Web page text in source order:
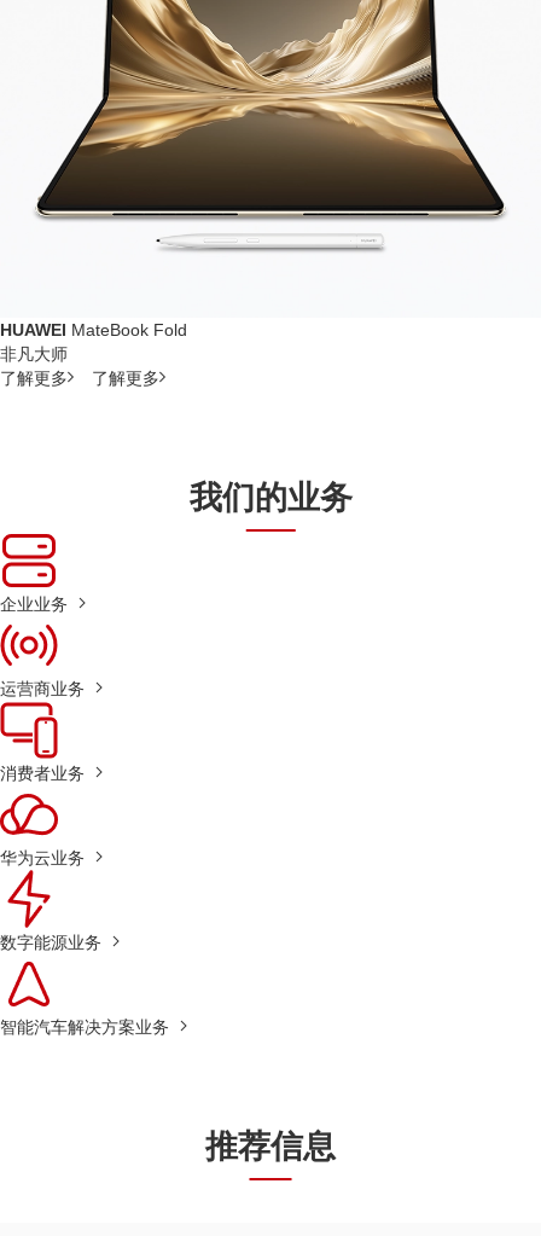
HUAWEI MateBook Fold
非凡大师
了解更多
了解更多
我们的业务
企业业务
运营商业务
消费者业务
华为云业务
数字能源业务
智能汽车解决方案业务
推荐信息